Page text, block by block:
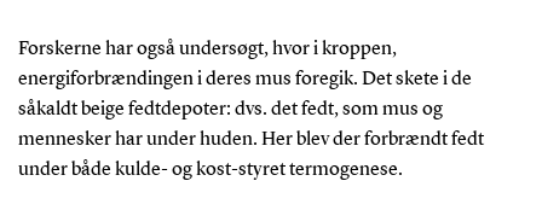
Forskerne har også undersøgt, hvor i kroppen,
energiforbrændingen i deres mus foregik. Det skete i de
såkaldt beige fedtdepoter: dvs. det fedt, som mus og
mennesker har under huden. Her blev der forbrændt fedt
under både kulde- og kost-styret termogenese.